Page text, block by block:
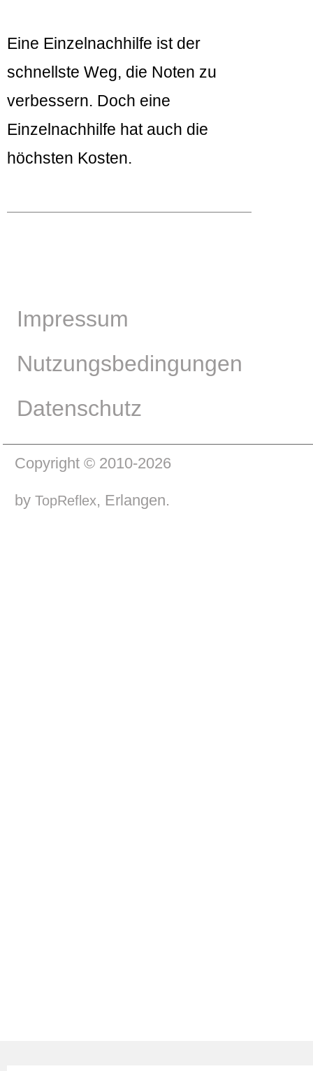
Eine Einzelnachhilfe ist der
schnellste Weg, die Noten zu
verbessern. Doch eine
Einzelnachhilfe hat auch die
höchsten Kosten.
Impressum
Nutzungsbedingungen
Datenschutz
Copyright © 2010-2026
by TopReflex, Erlangen.